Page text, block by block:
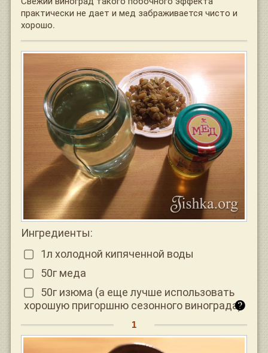
практически не дает и мед забраживается чисто и
хорошо.
Ингредиенты:
1л холодной кипяченной воды
50г меда
50г изюма (а еще лучше использовать
хорошую пригоршню сезонного винограда)